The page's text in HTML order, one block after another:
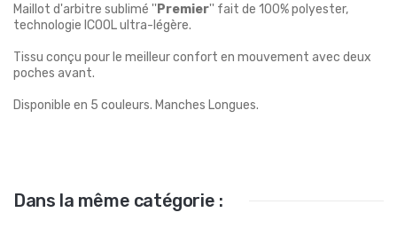
Maillot d'arbitre sublimé ''Premier'' fait de 100% polyester,
technologie ICOOL ultra-légère.
Tissu conçu pour le meilleur confort en mouvement avec deux
poches avant.
Disponible en 5 couleurs. Manches Longues.
Dans la même catégorie :